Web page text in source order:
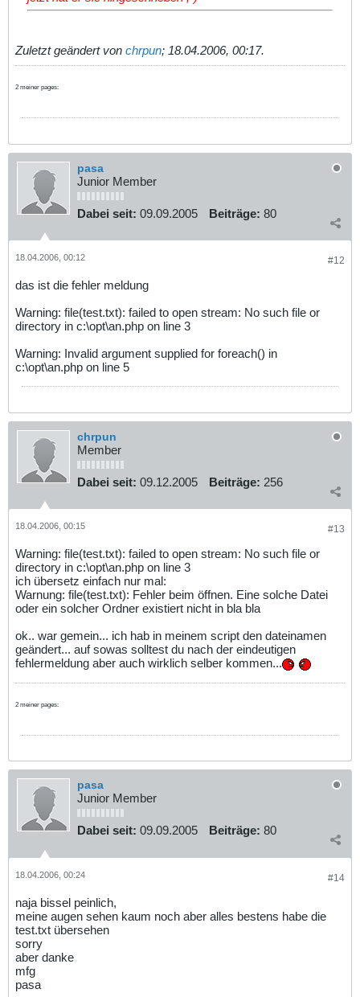
Zuletzt geändert von chrpun; 18.04.2006, 00:17.
2 meiner pages:
pasa
Junior Member
Dabei seit: 09.09.2005 Beiträge: 80
#12
18.04.2006, 00:12
das ist die fehler meldung
Warning: file(test.txt): failed to open stream: No such file or
directory in c:\opt\an.php on line 3
Warning: Invalid argument supplied for foreach() in
c:\opt\an.php on line 5
chrpun
Member
Dabei seit: 09.12.2005 Beiträge: 256
#13
18.04.2006, 00:15
Warning: file(test.txt): failed to open stream: No such file or
directory in c:\opt\an.php on line 3
ich übersetz einfach nur mal:
Warnung: file(test.txt): Fehler beim öffnen. Eine solche Datei
oder ein solcher Ordner existiert nicht in bla bla
ok.. war gemein... ich hab in meinem script den dateinamen
geändert... auf sowas solltest du nach der eindeutigen
fehlermeldung aber auch wirklich selber kommen...
2 meiner pages:
pasa
Junior Member
Dabei seit: 09.09.2005 Beiträge: 80
#14
18.04.2006, 00:24
naja bissel peinlich,
meine augen sehen kaum noch aber alles bestens habe die
test.txt übersehen
sorry
aber danke
mfg
pasa